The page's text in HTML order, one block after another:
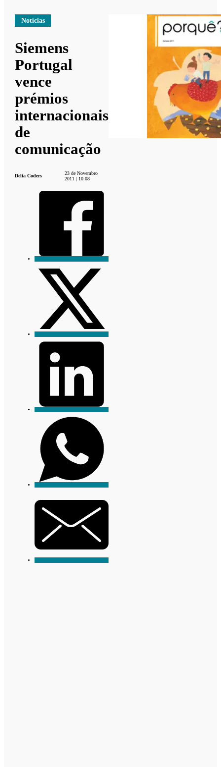
Notícias
Siemens
Portugal
vence
prémios
internacionais
de
comunicação
Delta Coders
23 de Novembro
2011 | 10:08